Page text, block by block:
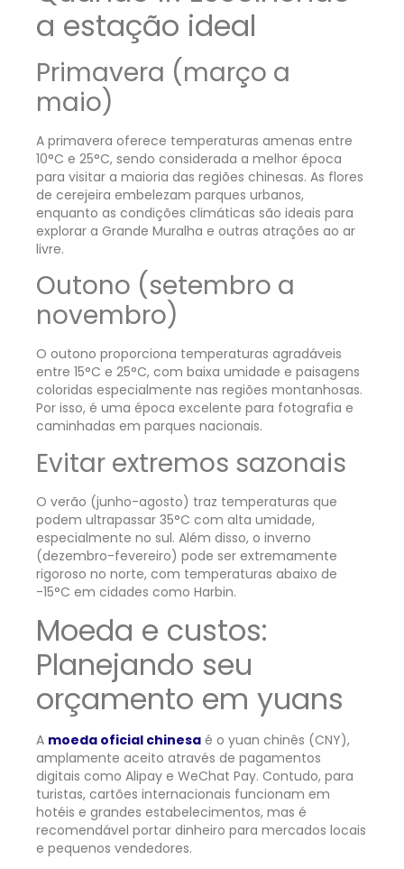
a estação ideal
Primavera (março a
maio)
A primavera oferece temperaturas amenas entre
10°C e 25°C, sendo considerada a melhor época
para visitar a maioria das regiões chinesas. As flores
de cerejeira embelezam parques urbanos,
enquanto as condições climáticas são ideais para
explorar a Grande Muralha e outras atrações ao ar
livre.
Outono (setembro a
novembro)
O outono proporciona temperaturas agradáveis
entre 15°C e 25°C, com baixa umidade e paisagens
coloridas especialmente nas regiões montanhosas.
Por isso, é uma época excelente para fotografia e
caminhadas em parques nacionais.
Evitar extremos sazonais
O verão (junho-agosto) traz temperaturas que
podem ultrapassar 35°C com alta umidade,
especialmente no sul. Além disso, o inverno
(dezembro-fevereiro) pode ser extremamente
rigoroso no norte, com temperaturas abaixo de
-15°C em cidades como Harbin.
Moeda e custos:
Planejando seu
orçamento em yuans
A moeda oficial chinesa é o yuan chinês (CNY),
amplamente aceito através de pagamentos
digitais como Alipay e WeChat Pay. Contudo, para
turistas, cartões internacionais funcionam em
hotéis e grandes estabelecimentos, mas é
recomendável portar dinheiro para mercados locais
e pequenos vendedores.